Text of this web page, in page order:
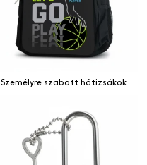
Személyre szabott hátizsákok